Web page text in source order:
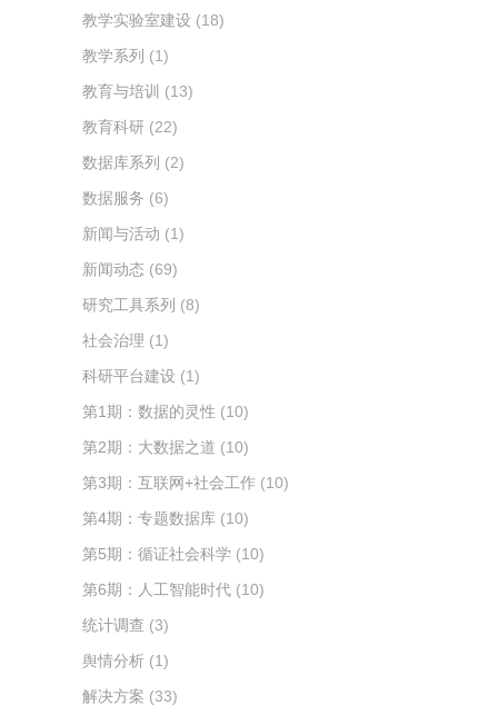
教学实验室建设 (18)
教学系列 (1)
教育与培训 (13)
教育科研 (22)
数据库系列 (2)
数据服务 (6)
新闻与活动 (1)
新闻动态 (69)
研究工具系列 (8)
社会治理 (1)
科研平台建设 (1)
第1期：数据的灵性 (10)
第2期：大数据之道 (10)
第3期：互联网+社会工作 (10)
第4期：专题数据库 (10)
第5期：循证社会科学 (10)
第6期：人工智能时代 (10)
统计调查 (3)
舆情分析 (1)
解决方案 (33)